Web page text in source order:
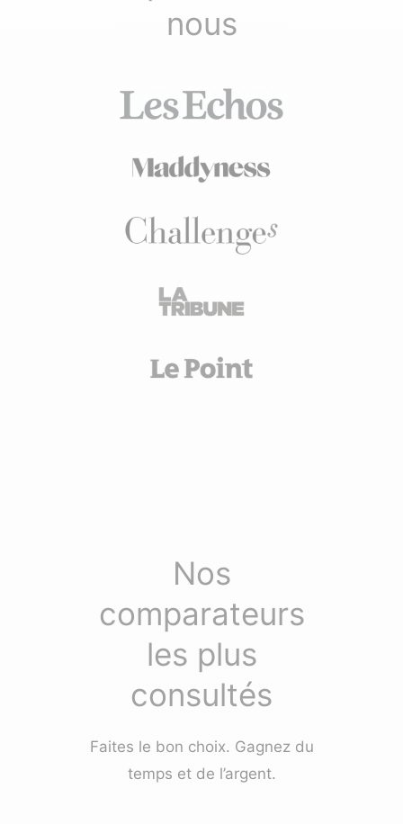
nous
Nos
comparateurs
les plus
consultés
Faites le bon choix. Gagnez du
temps et de l’argent.